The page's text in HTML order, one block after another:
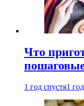
Что
1 год спустя1